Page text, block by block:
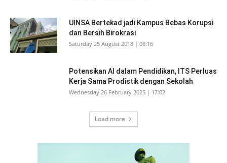
UINSA Bertekad jadi Kampus Bebas Korupsi
dan Bersih Birokrasi
Saturday 25 August 2018 | 08:16
Potensikan AI dalam Pendidikan, ITS Perluas
Kerja Sama Prodistik dengan Sekolah
Wednesday 26 February 2025 | 17:02
Load more